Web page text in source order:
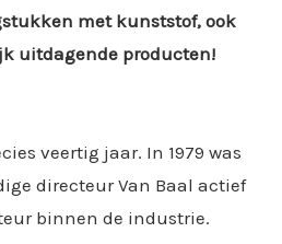
met kunststof, ook
uitdagende producten!
veertig jaar. In 1979 was
directeur Van Baal actief
binnen de industrie.